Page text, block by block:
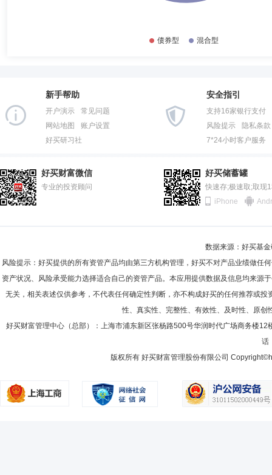
新手帮助
开户演示
常见问题
网站地图
账户设置
好买研习社
安全指引
支持16家银行支付
风险提示
隐私条款
7*24小时客户服务
好买财富微信
专业的投资顾问
好买储蓄罐
快速存;极速取;取现
iPhone
数据来源：好买基
风险提示：好买提供的所有资管产品均由第三方机构管理，好买不对产品业绩做
资产状况、风险承受能力选择适合自己的资管产品。本应用提供数据及信息均来
无关，相关表述仅供参考，不代表任何确定性判断，亦不构成好买的任何推荐或
性、真实性、完整性、有效性、及时性、原
好买财富管理中心（总部）：上海市浦东新区张杨路500号华润时代广场商务楼12
话
版权所有 好买财富管理股份有限公司